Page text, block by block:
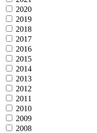
2020
2019
2018
2017
2016
2015
2014
2013
2012
2011
2010
2009
2008